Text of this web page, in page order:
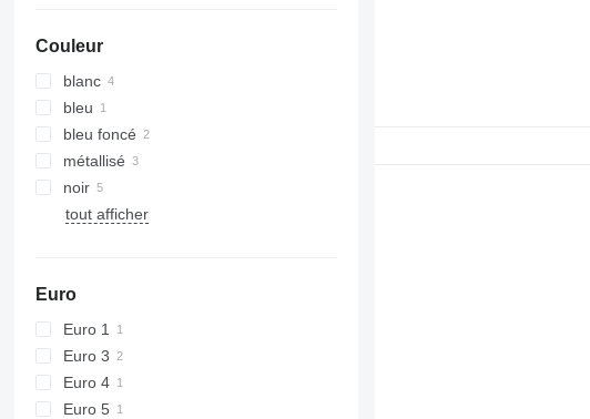
Couleur
blanc
bleu
bleu foncé
métallisé
noir
tout afficher
Euro
Euro 1
Euro 3
Euro 4
Euro 5